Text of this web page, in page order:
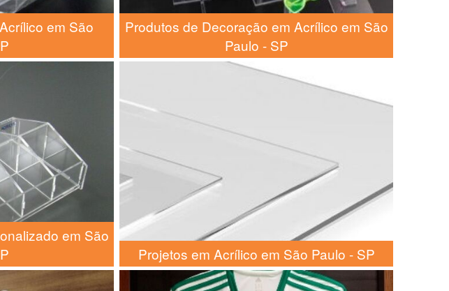
em São
Produtos de Decoração em Acrílico em São
Paulo - SP
em São
Projetos em Acrílico em São Paulo - SP